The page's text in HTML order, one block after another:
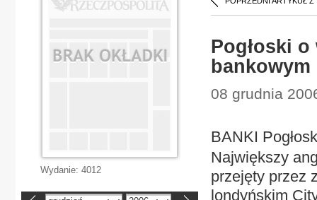
Pogłoski
bankowym
08 grudnia
BANKI
Największy
przejęty przez
londyńskim
Wydanie: 4012